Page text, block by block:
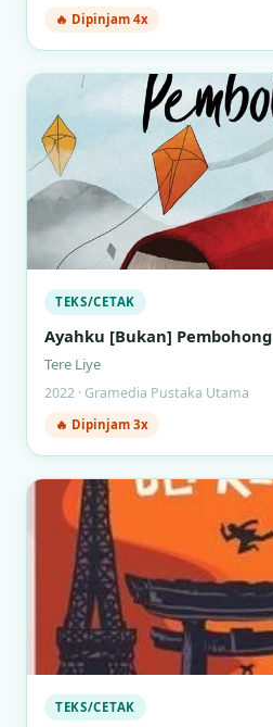
🔥 Dipinjam 4x
TEKS/CETAK
Ayahku [Bukan] Pembohong
Tere Liye
2022 · Gramedia Pustaka Utama
🔥 Dipinjam 3x
TEKS/CETAK